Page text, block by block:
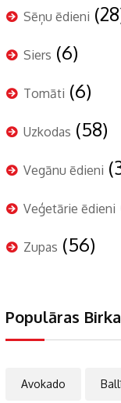
Sēņu ēdieni
Siers (6)
Tomāti (6)
Uzkodas (58)
Vegānu ēdieni
Veģetārie ēdieni
Zupas (56)
Populāras
Avokado